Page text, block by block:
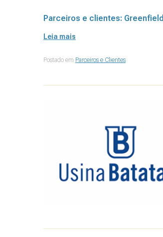
Parceiros e clientes: Greenfield
Leia mais
Postado em Parceiros e Clientes